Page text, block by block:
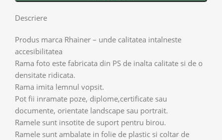
Descriere
Produs marca Rhainer – unde calitatea intalneste
accesibilitatea
Rama foto este fabricata din PS de inalta calitate si de o
densitate ridicata.
Rama imita lemnul vopsit.
Pot fii inramate poze, diplome,certificate sau
documente, orientate landscape sau portrait.
Ramele sunt insotite de suport pentru birou.
Ramele sunt ambalate in folie de plastic si coltar de